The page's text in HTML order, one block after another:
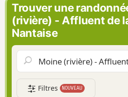
n
d
Trouver une
(rivière) - Affluent de
Nantaise
Filtres NOUVEAU